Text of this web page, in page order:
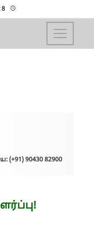
8
90430 82900